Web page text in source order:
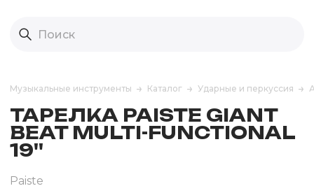
Музыкальные инструменты Каталог Ударные и перкуссия
ТАРЕЛКА PAISTE GIANT
BEAT MULTI-FUNCTIONAL
19''
Paiste